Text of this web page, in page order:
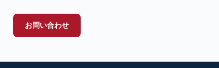
ッ
お問い合わせ